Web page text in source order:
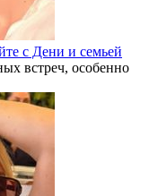
с Дени и семьей
встреч, особенно